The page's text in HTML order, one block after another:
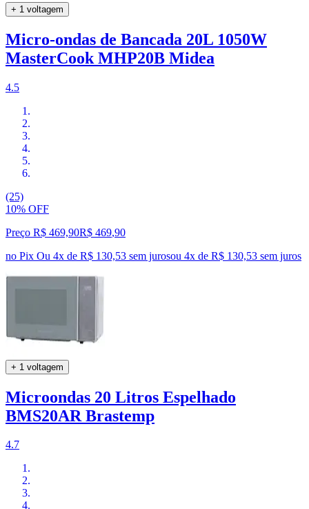
+ 1 voltagem
Micro-ondas de Bancada 20L 1050W
MasterCook MHP20B Midea
4.5
(25)
10% OFF
Preço R$ 469,90R$ 469,90
no Pix Ou 4x de R$ 130,53 sem jurosou 4x de R$ 130,53 sem juros
+ 1 voltagem
Microondas 20 Litros Espelhado
BMS20AR Brastemp
4.7